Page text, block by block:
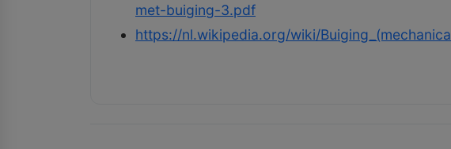
met-buiging-3.pdf
https://nl.wikipedia.org/wiki/Buiging_(mechanica